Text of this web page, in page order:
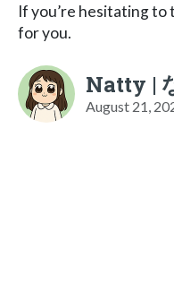
If you’re hesitating
for you.
Natty |
August 21,